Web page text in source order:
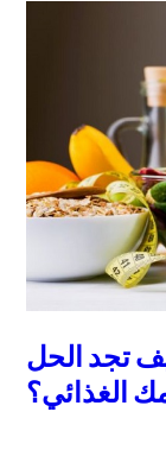
تجد الحل
الغذائي؟